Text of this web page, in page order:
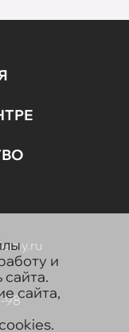
98
и
сайта,